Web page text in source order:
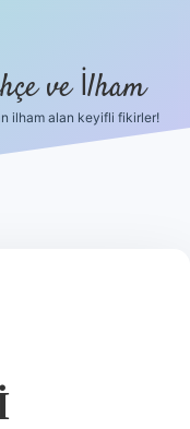
ve İlham
ilham alan keyifli fikirler!